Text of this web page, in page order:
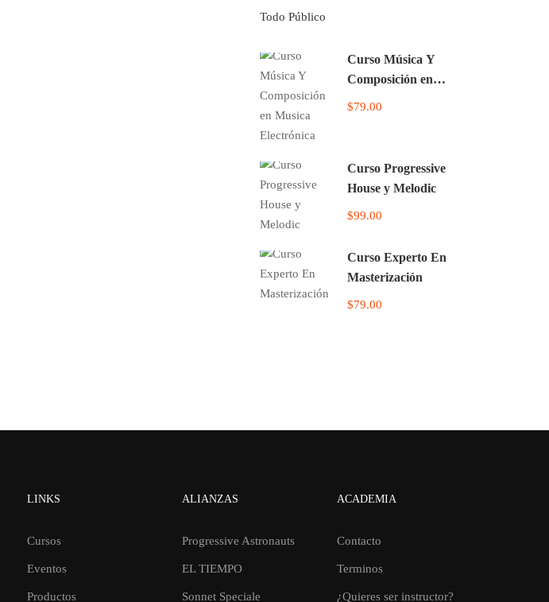
Todo Público
Curso Música Y
Composición en
Musica Electrónica
$79.00
Curso Progressive
House y Melodic
$99.00
Curso Experto En
Masterización
$79.00
LINKS
Cursos
Eventos
Productos
ALIANZAS
Progressive Astronauts
EL TIEMPO
Sonnet Speciale
ACADEMIA
Contacto
Terminos
¿Quieres ser instructor?